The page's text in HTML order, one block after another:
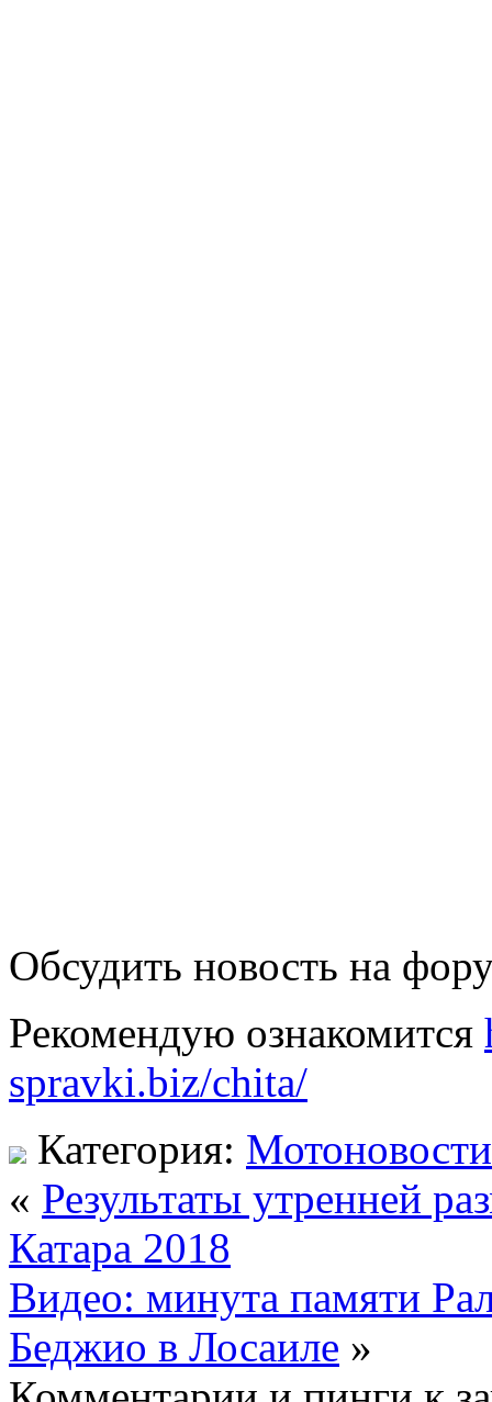
Обсудить новость на
Рекомендую ознакомится
spravki.biz/chita/
Категория: Мотоновости
« Результаты утренней
Катара 2018
Видео: минута памяти
Беджио в Лосаиле »